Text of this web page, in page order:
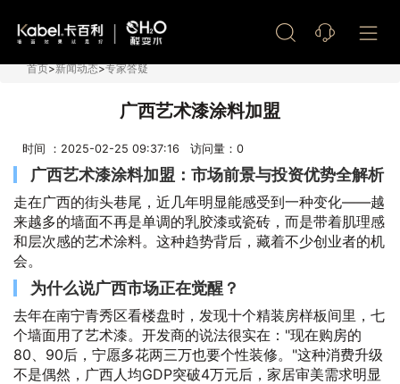
首页>新闻动态>专家答疑
广西艺术漆涂料加盟
时间 ：2025-02-25 09:37:16 访问量： 0
广西艺术漆涂料加盟：市场前景与投资优势全解析
走在广西的街头巷尾，近几年明显能感受到一种变化——越
来越多的墙面不再是单调的乳胶漆或瓷砖，而是带着肌理感
和层次感的艺术涂料。这种趋势背后，藏着不少创业者的机
会。
为什么说广西市场正在觉醒？
去年在南宁青秀区看楼盘时，发现十个精装房样板间里，七
个墙面用了艺术漆。开发商的说法很实在："现在购房的
80、90后，宁愿多花两三万也要个性装修。"这种消费升级
不是偶然，广西人均GDP突破4万元后，家居审美需求明显